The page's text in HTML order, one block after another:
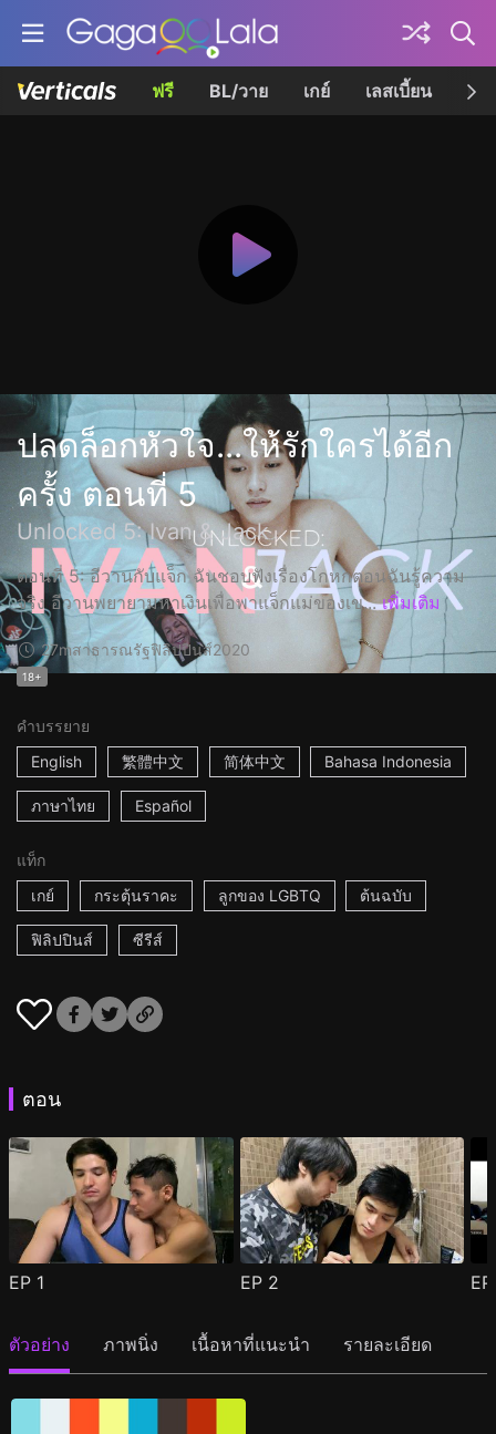
ฟรี BL/วาย เกย์ เลสเบี้ยน เค
ปลดล็อกหัวใจ...ให้รักใครได้อีก
ครั้ง ตอนที่ 5
Unlocked 5: Ivan & Jack
ตอนที่ 5: อีวานกับแจ็ก ฉันชอบฟังเรื่องโกหกตอนฉันรู้ความ
จริง อีวานพยายามหาเงินเพื่อพาแจ็กแม่ของเข... เพิ่มเติม
27mสาธารณรัฐฟิลิปปินส์2020
18+
คำบรรยาย
English
繁體中文 简体中文 Bahasa Indonesia
ภาษาไทย Español
แท็ก
เกย์
กระตุ้นราคะ ลูกของ LGBTQ ต้นฉบับ
ฟิลิปปินส์ ซีรีส์
ตอน
EP 1 EP 2
ตัวอย่าง ภาพนิ่ง เนื้อหาที่แนะนำ รายละเอียด